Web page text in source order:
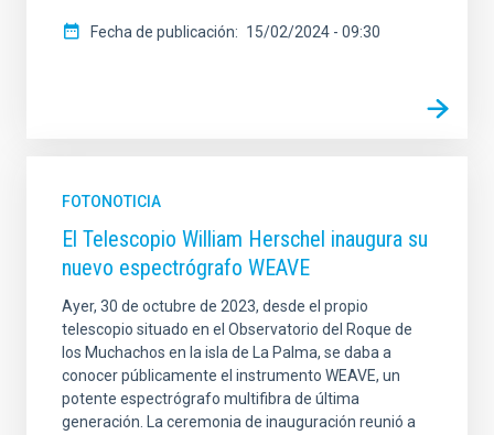
Fecha de publicación 15/02/2024 - 09:30
FOTONOTICIA
El Telescopio William Herschel inaugura su
nuevo espectrógrafo WEAVE
Ayer, 30 de octubre de 2023, desde el propio
telescopio situado en el Observatorio del Roque de
los Muchachos en la isla de La Palma, se daba a
conocer públicamente el instrumento WEAVE, un
potente espectrógrafo multifibra de última
generación. La ceremonia de inauguración reunió a